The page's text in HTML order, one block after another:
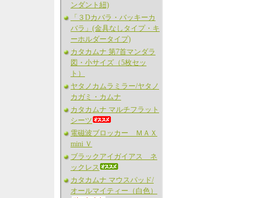
ンダント紐)
「３Dカバラ・バッキーカ
バラ」(金具なしタイプ・キ
ーホルダータイプ)
カタカムナ 第7首マンダラ
図・小サイズ（5枚セッ
ト）
ヤタノカムラミラー/ヤタノ
カガミ・カムナ
カタカムナ マルチフラット
シーツ
電磁波ブロッカー ＭＡＸ
mini Ｖ
ブラックアイガイアス ネ
ックレス
カタカムナ マウスパッド/
オールマイティー（白色）